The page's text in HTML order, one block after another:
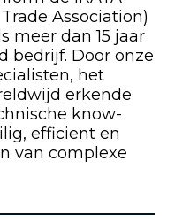
Association)
meer dan 15 jaar
bedrijf. Door onze
het
erkende
know-
efficient en
van complexe